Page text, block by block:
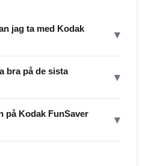
jag ta med Kodak
▾
bra på de sista
▾
på Kodak FunSaver
▾